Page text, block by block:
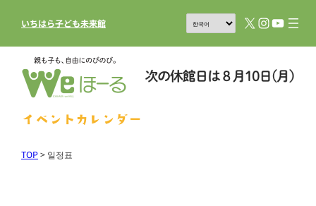
いちはら子ども未来館 X Instagram
YouTube
イベントカレンダー
TOP> 일정표